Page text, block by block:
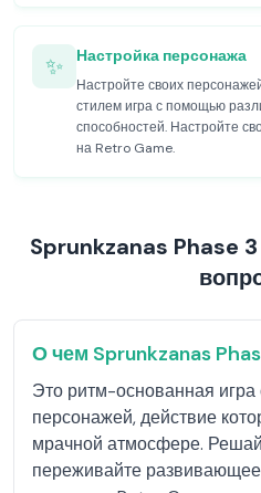
✨ Настройка персонажа
Настройте своих
стилем игра с помощью
способностей. Настройте
на Retro Game.
Sprunkzanas Phase
О чем Sprunkzanas
Это ритм-основанная
персонажей, действие
мрачной атмосфере.
переживайте